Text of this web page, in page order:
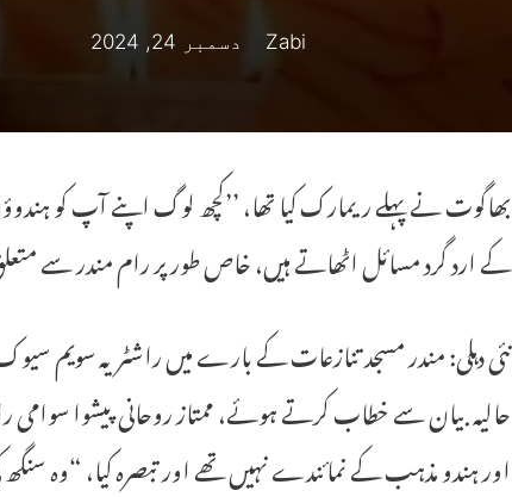
Zabi دسمبر 24, 2024
بھاگوت نے پہلے ریمارک کیا تھا، ’’کچھ لوگ اپنے آپ کو
کے ارد گرد مسائل اٹھاتے ہیں، خاص طور پر رام مندر سے
نئی دہلی: مندر مسجد تنازعات کے بارے میں راشٹریہ
حالیہ بیان سے خطاب کرتے ہوئے، ممتاز روحانی پیشوا
اور ہندو مذہب کے نمائندے نہیں تھے اور تبصرہ کیا، “وہ